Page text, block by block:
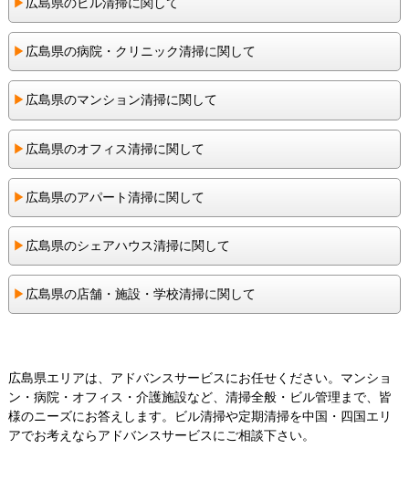
▶︎ 広島県の病院・クリニック清掃に関して
▶︎ 広島県のマンション清掃に関して
▶︎ 広島県のオフィス清掃に関して
▶︎ 広島県のアパート清掃に関して
▶︎ 広島県のシェアハウス清掃に関して
▶︎ 広島県の店舗・施設・学校清掃に関して
広島県エリアは、アドバンスサービスにお任せください。マンショ
ン・病院・オフィス・介護施設など、清掃全般・ビル管理まで、皆
様のニーズにお答えします。ビル清掃や定期清掃を中国・四国エリ
アでお考えならアドバンスサービスにご相談下さい。